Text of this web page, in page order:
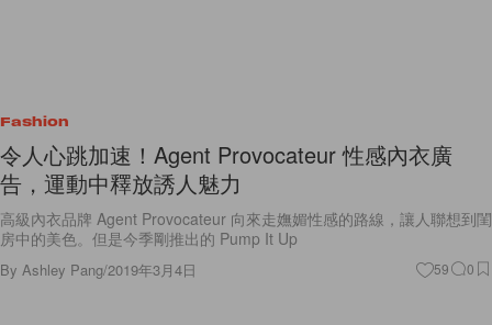
Fashion
令人心跳加速！Agent Provocateur 性感內衣廣
告，運動中釋放誘人魅力
高級內衣品牌 Agent Provocateur 向來走嫵媚性感的路線，讓人聯想到閨
房中的美色。但是今季剛推出的 Pump It Up
By Ashley Pang/2019年3月4日 59 0